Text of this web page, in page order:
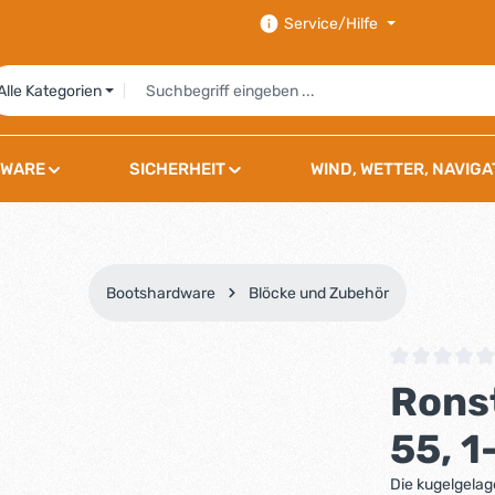
Service/Hilfe
Kategorien
SICHERHEIT WIND, WETTER,
Bootshardware Blöcke und Zubehör
55,
Die